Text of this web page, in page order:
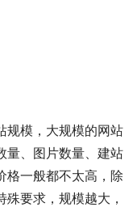
规模，大规模的网站
量、图片数量、建站
格一般都不太高，除
要求，规模越大，